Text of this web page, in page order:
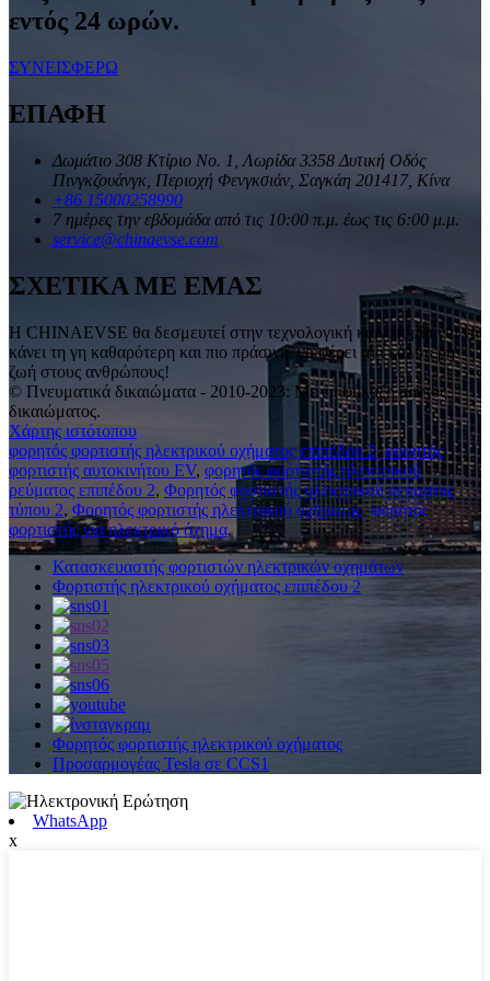
εντός 24 ωρών.
ΣΥΝΕΙΣΦΕΡΩ
ΕΠΑΦΗ
Δωμάτιο 308 Κτίριο Νο. 1, Λωρίδα 3358 Δυτική Οδός
Πινγκζουάνγκ, Περιοχή Φενγκσιάν, Σαγκάη 201417, Κίνα
+86 15000258990
7 ημέρες την εβδομάδα από τις 10:00 π.μ. έως τις 6:00 μ.μ.
service@chinaevse.com
ΣΧΕΤΙΚΑ ΜΕ ΕΜΑΣ
Η CHINAEVSE θα δεσμευτεί στην τεχνολογική καινοτομία για να
κάνει τη γη καθαρότερη και πιο πράσινη, να φέρει μια καλύτερη
ζωή στους ανθρώπους!
© Πνευματικά δικαιώματα - 2010-2023: Με επιφύλαξη παντός
δικαιώματος.
Χάρτης ιστότοπου
φορητός φορτιστής ηλεκτρικού οχήματος επιπέδου 2,φορητός
φορτιστής αυτοκινήτου EV, φορητός φορτιστής ηλεκτρικού
ρεύματος επιπέδου 2, Φορητός φορτιστής ηλεκτρικού ρεύματος
τύπου 2, Φορητός φορτιστής ηλεκτρικού οχήματος,φορητός
φορτιστής για ηλεκτρικό όχημα,
Κατασκευαστής φορτιστών ηλεκτρικών οχημάτων
Φορτιστής ηλεκτρικού οχήματος επιπέδου 2
Φορητός φορτιστής ηλεκτρικού οχήματος
Προσαρμογέας Tesla σε CCS1
WhatsApp
x